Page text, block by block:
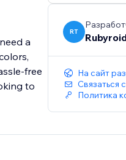
a
free
to
RT
На сайт
Связаться
Политика